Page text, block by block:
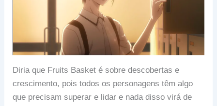
Diria que Fruits Basket é sobre descobertas e
crescimento, pois todos os personagens têm algo
que precisam superar e lidar e nada disso virá de